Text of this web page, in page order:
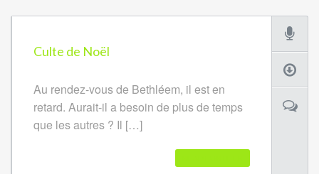
Culte de Noël
Au rendez-vous de Bethléem, il est en
retard. Aurait-il a besoin de plus de temps
que les autres ? Il […]